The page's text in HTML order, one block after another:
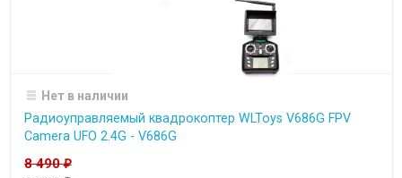
Нет в наличии
Радиоуправляемый квадрокоптер WLToys V686G FPV
Camera UFO 2.4G - V686G
8 490₽